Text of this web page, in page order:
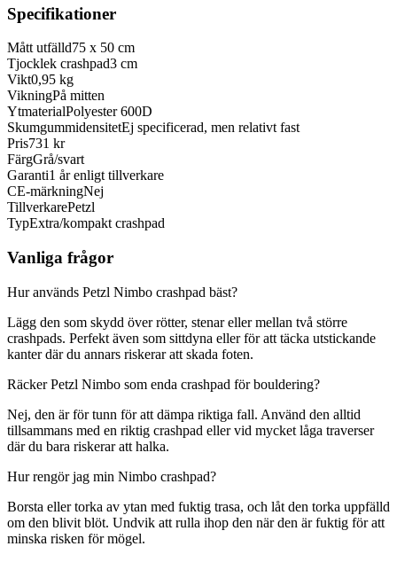
Specifikationer
Mått utfälld75 x 50 cm
Tjocklek crashpad3 cm
Vikt0,95 kg
VikningPå mitten
YtmaterialPolyester 600D
SkumgummidensitetEj specificerad, men relativt fast
Pris731 kr
FärgGrå/svart
Garanti1 år enligt tillverkare
CE-märkningNej
TillverkarePetzl
TypExtra/kompakt crashpad
Vanliga frågor
Hur används Petzl Nimbo crashpad bäst?
Lägg den som skydd över rötter, stenar eller mellan två större
crashpads. Perfekt även som sittdyna eller för att täcka utstickande
kanter där du annars riskerar att skada foten.
Räcker Petzl Nimbo som enda crashpad för bouldering?
Nej, den är för tunn för att dämpa riktiga fall. Använd den alltid
tillsammans med en riktig crashpad eller vid mycket låga traverser
där du bara riskerar att halka.
Hur rengör jag min Nimbo crashpad?
Borsta eller torka av ytan med fuktig trasa, och låt den torka uppfälld
om den blivit blöt. Undvik att rulla ihop den när den är fuktig för att
minska risken för mögel.